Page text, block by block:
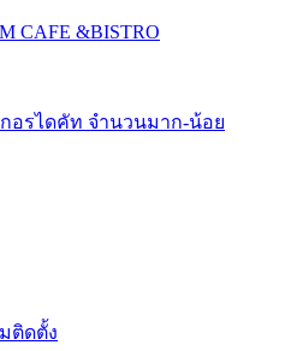
CAFE &BISTRO
อรไดคัท จำนวนมาก-น้อย
ติดตั้ง